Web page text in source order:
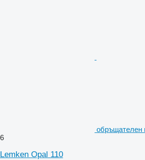
обръщателен
6
Lemken Opal 110